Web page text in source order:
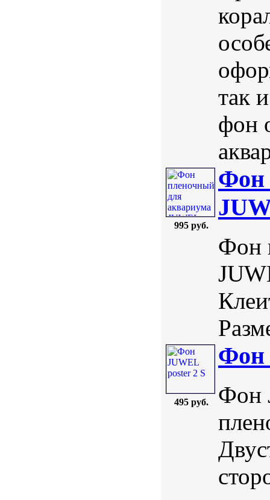
так
фон
995 руб.
Фон
Фон
495 руб.
Фон
Фон